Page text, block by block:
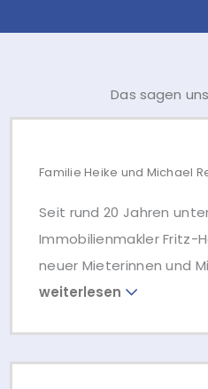
Das sagen
Familie Heike und Michael
Seit rund 20 Jahren
Immobilienmakler Fritz-
neuer Mieterinnen und
in sein Gespür hat uns